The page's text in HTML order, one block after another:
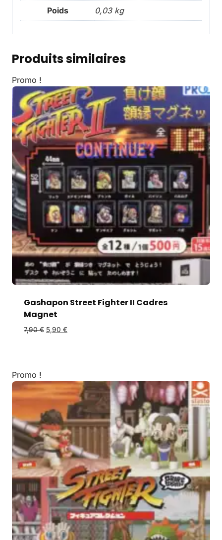
Poids 0,03 kg
Produits similaires
Promo !
Gashapon Street Fighter II Cadres
Magnet
7,90€ 5,90 €
Promo !